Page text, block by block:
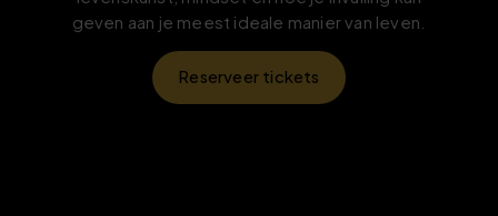
geven aan je meest ideale manier van leven.
Reserveer tickets